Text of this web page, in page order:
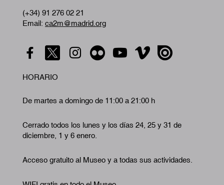
(+34) 91 276 02 21
Email: ca2m@madrid.org
HORARIO
De martes a domingo de 11:00 a 21:00 h
Cerrado todos los lunes y los días 24, 25 y 31 de
diciembre, 1 y 6 enero.
Acceso gratuito al Museo y a todas sus actividades.